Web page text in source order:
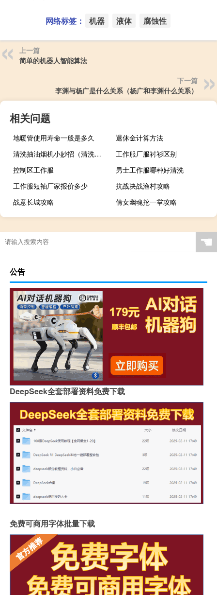
网络标签： 机器 液体 腐蚀性
上一篇
简单的机器人智能算法
下一篇
李渊与杨广是什么关系（杨广和李渊什么关系）
相关问题
地暖管使用寿命一般是多久
退休金计算方法
清洗抽油烟机小妙招（清洗抽油烟机）
工作服厂服衬衫区别
控制区工作服
男士工作服哪种好清洗
工作服短袖厂家报价多少
抗战决战渔村攻略
战意长城攻略
倩女幽魂挖一掌攻略
☚
公告
DeepSeek全套部署资料免费下载
免费可商用字体批量下载